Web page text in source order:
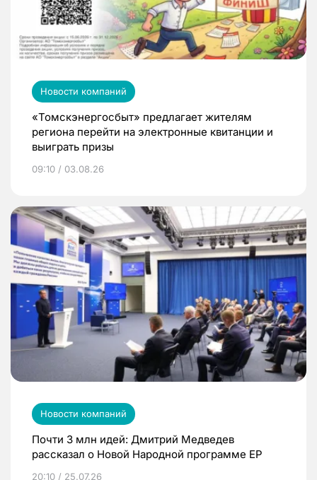
Новости компаний
«Томскэнергосбыт» предлагает жителям
региона перейти на электронные квитанции и
выиграть призы
09:10 / 03.08.26
Новости компаний
Почти 3 млн идей: Дмитрий Медведев
рассказал о Новой Народной программе ЕР
20:10 / 25.07.26